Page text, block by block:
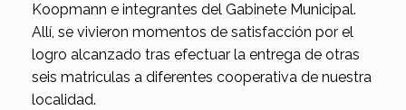
Koopmann e integrantes del Gabinete Municipal.
Allí, se vivieron momentos de satisfacción por el
logro alcanzado tras efectuar la entrega de otras
seis matriculas a diferentes cooperativa de nuestra
localidad.